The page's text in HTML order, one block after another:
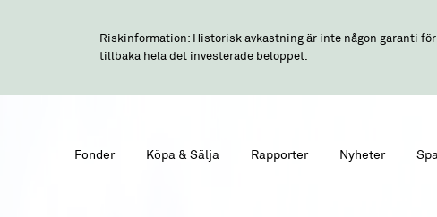
Riskinformation: Historisk avkastning är inte någon garanti
tillbaka hela det investerade beloppet.
Fonder Köpa & Sälja Rapporter Nyheter